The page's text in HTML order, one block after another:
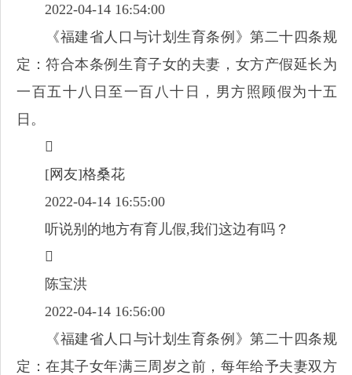
2022-04-14 16:54:00
《福建省人口与计划生育条例》第二十四条规
定：符合本条例生育子女的夫妻，女方产假延长为
一百五十八日至一百八十日，男方照顾假为十五
日。

[网友]格桑花
2022-04-14 16:55:00
听说别的地方有育儿假,我们这边有吗？

陈宝洪
2022-04-14 16:56:00
《福建省人口与计划生育条例》第二十四条规
定：在其子女年满三周岁之前，每年给予夫妻双方